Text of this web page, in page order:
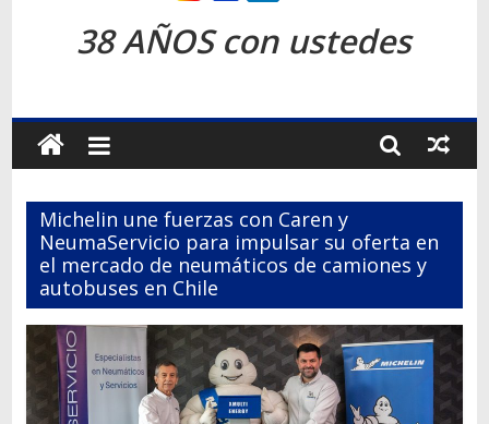
Revista
Transporte
Terrestre
Autos,
camiones,
motos,
información
del
mundo
del
transporte
38 AÑOS con ustedes
Michelin une fuerzas con Caren y
NeumaServicio para impulsar su oferta en
el mercado de neumáticos de camiones y
autobuses en Chile